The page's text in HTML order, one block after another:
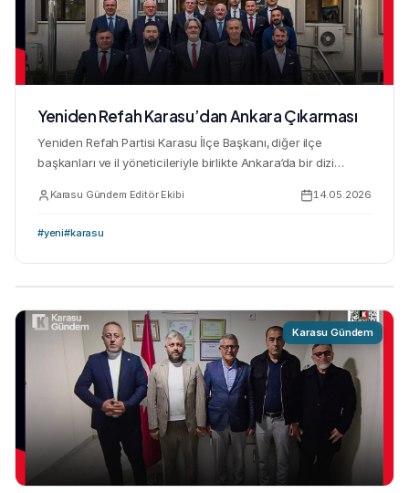
Yeniden Refah Karasu’dan Ankara Çıkarması
Yeniden Refah Partisi Karasu İlçe Başkanı, diğer ilçe
başkanları ve il yöneticileriyle birlikte Ankara‘da bir dizi
daha sonra Genel Başkan Dr. Fatih Erbakan ile bir araya
Karasu İlçe Başkanı, milletvekilleri ile Karasu’nun ve ülkenin
gündemine dair görüş alışverişinde bulundu. …
Karasu Gündem Editör Ekibi 14.05.2026
#yeni#karasu
Karasu Gündem